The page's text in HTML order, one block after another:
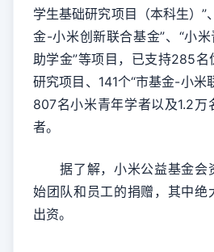
学生基础研究项目（本科生）”
金-小米创新联合基金”、“小
助学金”等项目，已支持285名
研究项目、141个“市基金-小米
807名小米青年学者以及1.2万
者。
据了解，小米公益基金会
始团队和员工的捐赠，其中绝
出资。